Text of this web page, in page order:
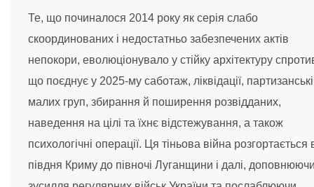
Те, що починалося 2014 року як серія слабо
скоординованих і недостатньо забезпечених актів
непокори, еволюціонувало у стійку архітектуру
що поєднує у 2025-му саботаж, ліквідації, партизанські
малих груп, збирання й поширення розвідданих,
наведення на цілі та їхнє відстежування, а також
психологічні операції. Ця тіньова війна розгортається
півдня Криму до півночі Луганщини і далі,